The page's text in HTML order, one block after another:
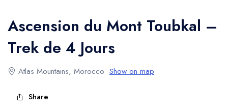
Ascension du Mont Toubkal –
Trek de 4 Jours
Atlas Mountains, Morocco Show on map
Share